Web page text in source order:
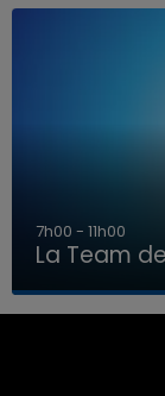
LA
7h00 - 11h00
La Team